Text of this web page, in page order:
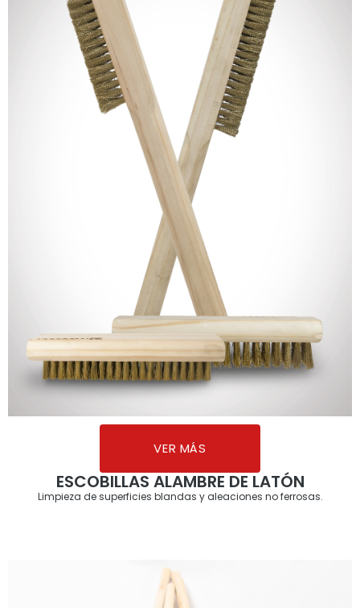
VER MÁS
ESCOBILLAS ALAMBRE DE LATÓN
Limpieza de superficies blandas y aleaciones no ferrosas.